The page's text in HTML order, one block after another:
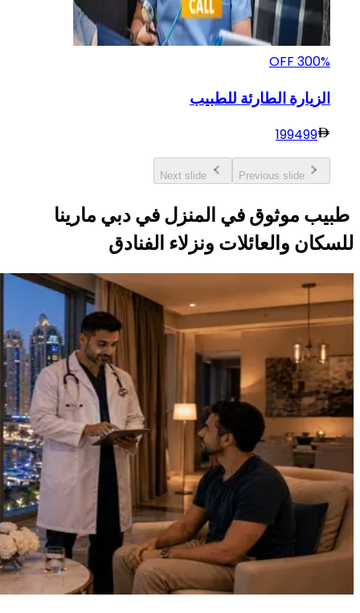
300%
الزيارة الطارئة للطبيب
199499
Previous slide
Next slide
طبيب موثوق في المنزل في دبي مارينا
للسكان والعائلات ونزلاء الفنادق